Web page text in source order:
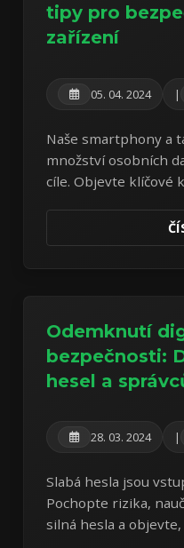
tipy pro
zařízení
05. 04. 2024 |
Naše smartphony a
množství osobních
cíle. Objevte klíčové
Odemknutí
bezpečnosti:
hesel a
28. 03. 2024 |
Slabá hesla jsou
Pochopte rizika,
silná hesla a